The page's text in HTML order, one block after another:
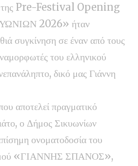
της Pre-Festival Opening
2026» ήταν
συγκίνηση σε έναν από τους
του ελληνικού
δικό μας Γιάννη
αποτελεί πραγματικό
ο Δήμος Σικυωνίων
ονοματοδοσία του
«ΓΙΑΝΝΗΣ ΣΠΑΝΟΣ»,